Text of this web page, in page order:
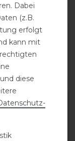
43-
Dabei
(z.B.
erfolgt
kann mit
diese